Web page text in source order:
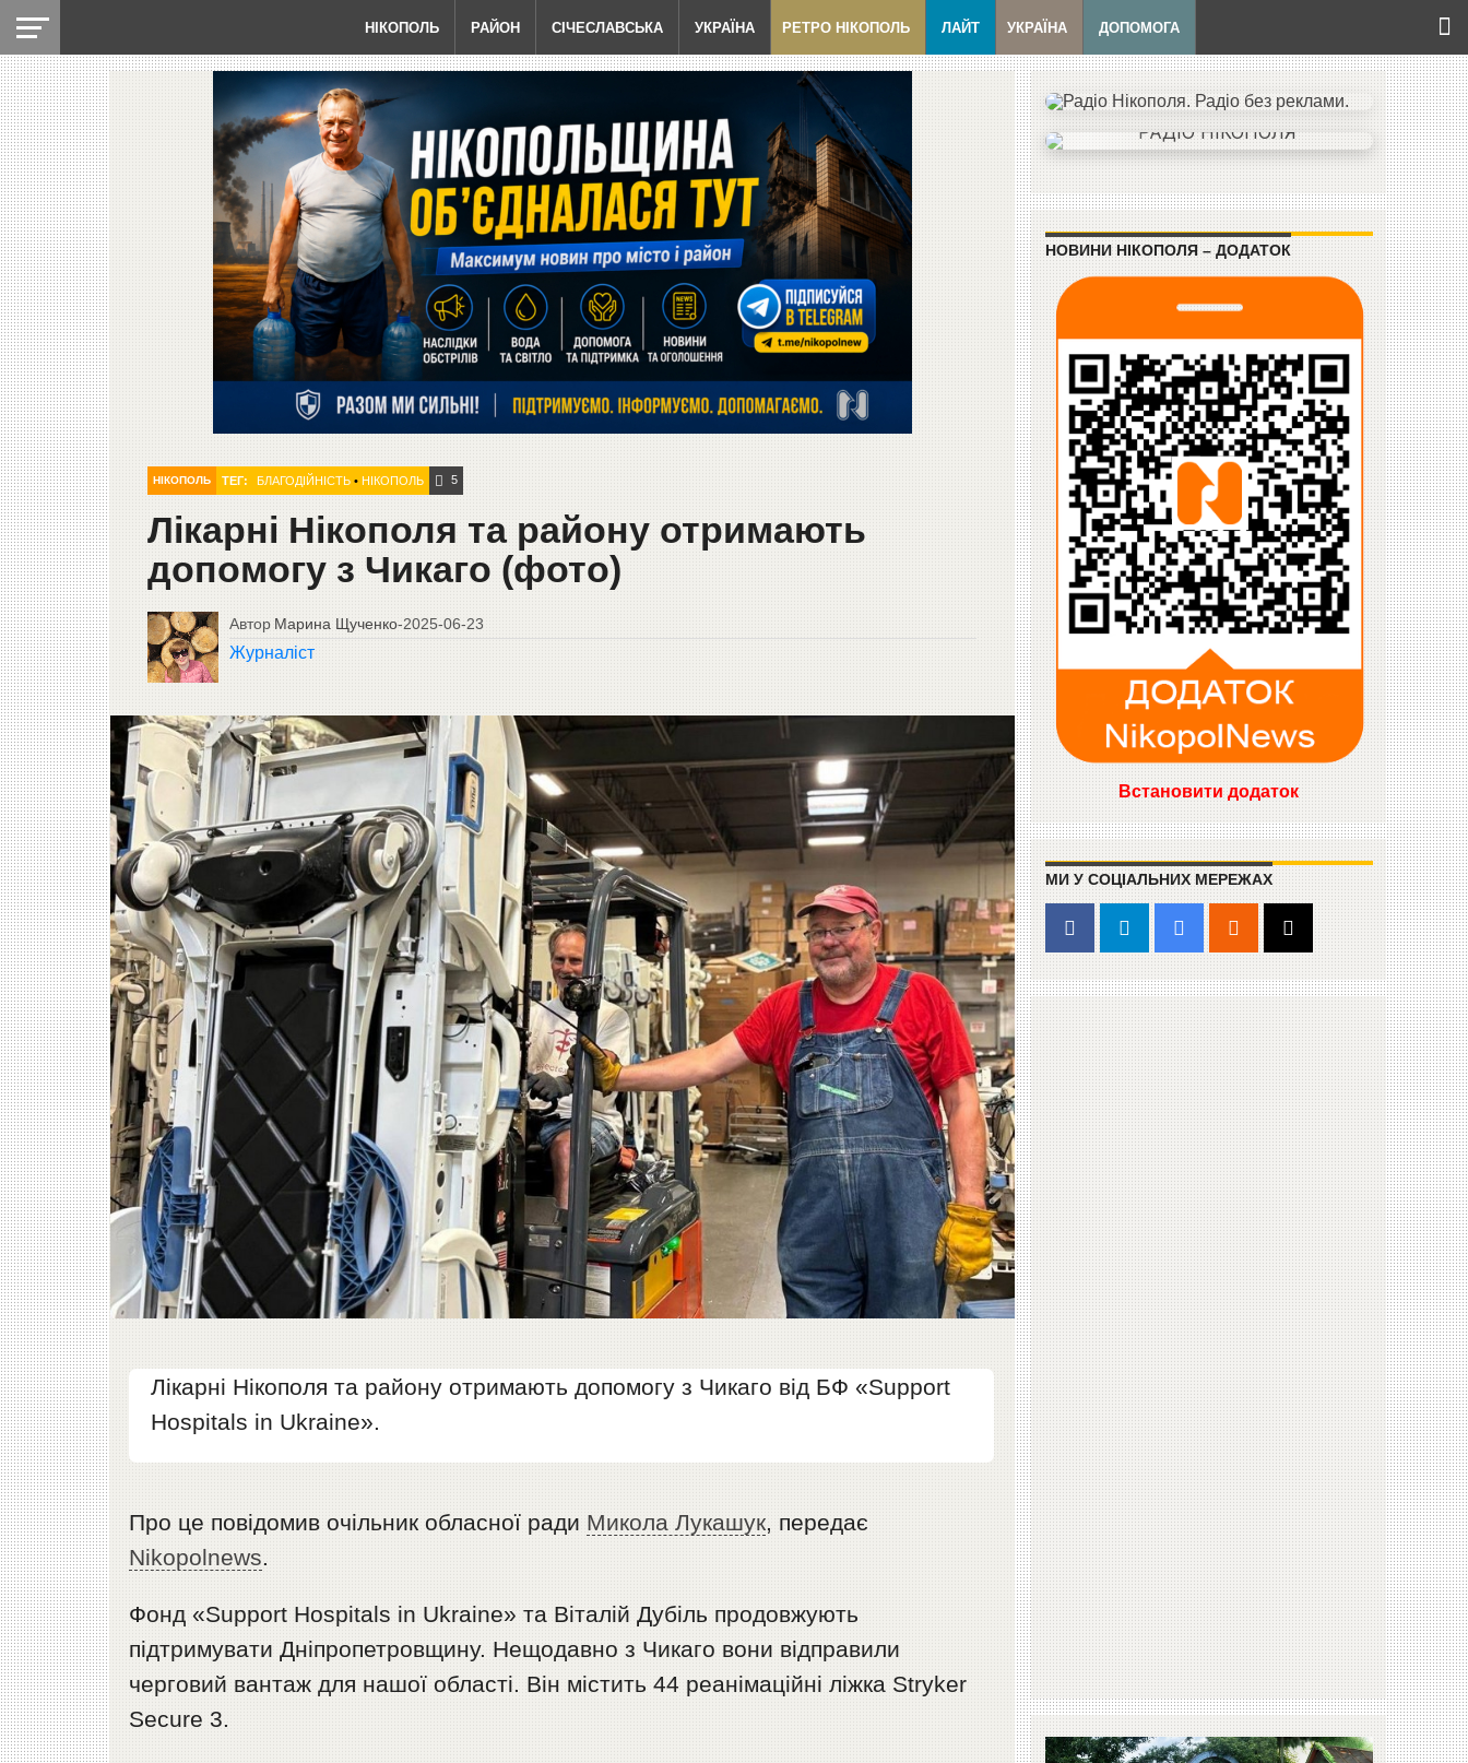
НІКОПОЛЬ РАЙОН СІЧЕСЛАВСЬКА УКРАЇНА РЕТРО НІКОПОЛЬ ЛАЙТ УКРАЇНА ДОПОМОГА
НІКОПОЛЬ ТЕГ: БЛАГОДІЙНІСТЬ• НІКОПОЛЬ 5
Лікарні Нікополя та району отримають
допомогу з Чикаго (фото)
Автор Марина Щученко-2025-06-23
Журналіст
Лікарні Нікополя та району отримають допомогу з Чикаго від БФ «Support
Hospitals in Ukraine».
Про це повідомив очільник обласної ради Микола Лукашук, передає
Nikopolnews.
Фонд «Support Hospitals in Ukraine» та Віталій Дубіль продовжують
підтримувати Дніпропетровщину. Нещодавно з Чикаго вони відправили
черговий вантаж для нашої області. Він містить 44 реанімаційні ліжка Stryker
Secure 3.
НОВИНИ НІКОПОЛЯ – ДОДАТОК
Встановити додаток
МИ У СОЦІАЛЬНИХ МЕРЕЖАХ